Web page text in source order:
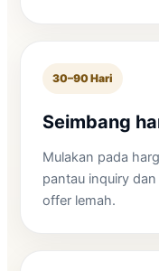
30–90 Hari
Seimbang
Mulakan pada
pantau inquiry
offer lemah.